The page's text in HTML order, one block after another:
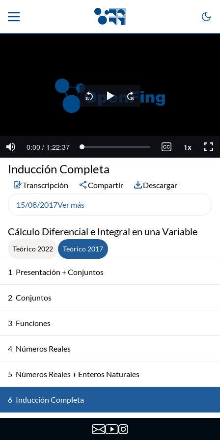
Cálculo Diferencial e Integral en una Variable
Teórico 2022 Teórico 2017
1 Presentación + Conjuntos
2 Conjuntos
3 Funciones
4 Números Reales
5 Números Reales + Enteros Naturales
6 Inducción Completa
Los Conjuntos ℤ y ℚ + Axioma de Completitud
Inducción Completa
Transcripción Compartir Descargar
15/08/2017Ver más